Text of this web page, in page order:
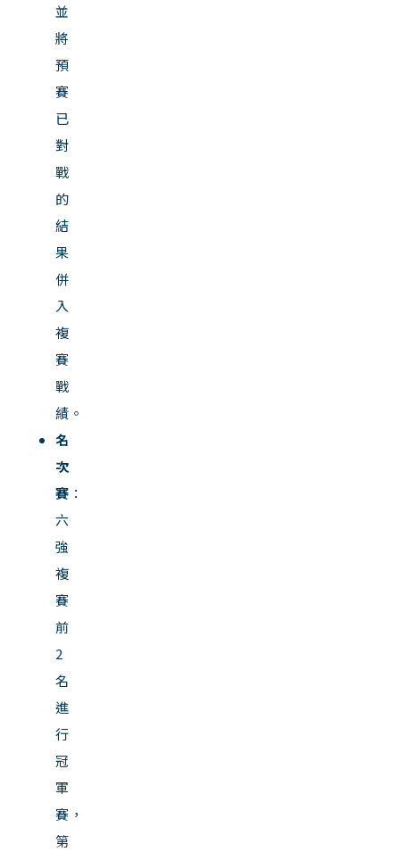
並
將
預
賽
已
對
戰
的
結
果
併
入
複
賽
戰
績。
名
次
賽 ：
六
強
複
賽
前
2
名
進
行
冠
軍
賽，
第